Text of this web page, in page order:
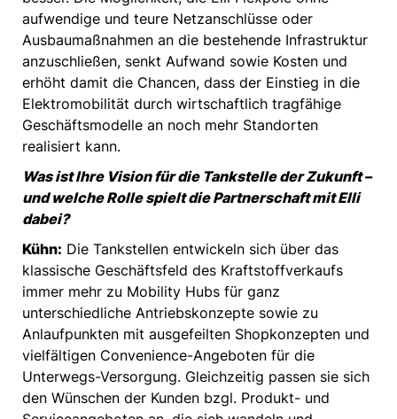
aufwendige und teure Netzanschlüsse oder
Ausbaumaßnahmen an die bestehende Infrastruktur
anzuschließen, senkt Aufwand sowie Kosten und
erhöht damit die Chancen, dass der Einstieg in die
Elektromobilität durch wirtschaftlich tragfähige
Geschäftsmodelle an noch mehr Standorten
realisiert kann.
Was ist Ihre Vision für die Tankstelle der Zukunft –
und welche Rolle spielt die Partnerschaft mit Elli
dabei?
Kühn: Die Tankstellen entwickeln sich über das
klassische Geschäftsfeld des Kraftstoffverkaufs
immer mehr zu Mobility Hubs für ganz
unterschiedliche Antriebskonzepte sowie zu
Anlaufpunkten mit ausgefeilten Shopkonzepten und
vielfältigen Convenience-Angeboten für die
Unterwegs-Versorgung. Gleichzeitig passen sie sich
den Wünschen der Kunden bzgl. Produkt- und